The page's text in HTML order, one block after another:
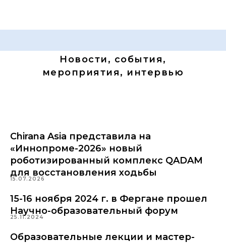
Новости, события,
мероприятия, интервью
Chirana Asia представила на
«Иннопроме-2026» новый
роботизированный комплекс QADAM
для восстановления ходьбы
15.07.2026
15-16 ноября 2024 г. в Фергане прошел
Научно-образовательный форум
25.11.2024
Образовательные лекции и мастер-